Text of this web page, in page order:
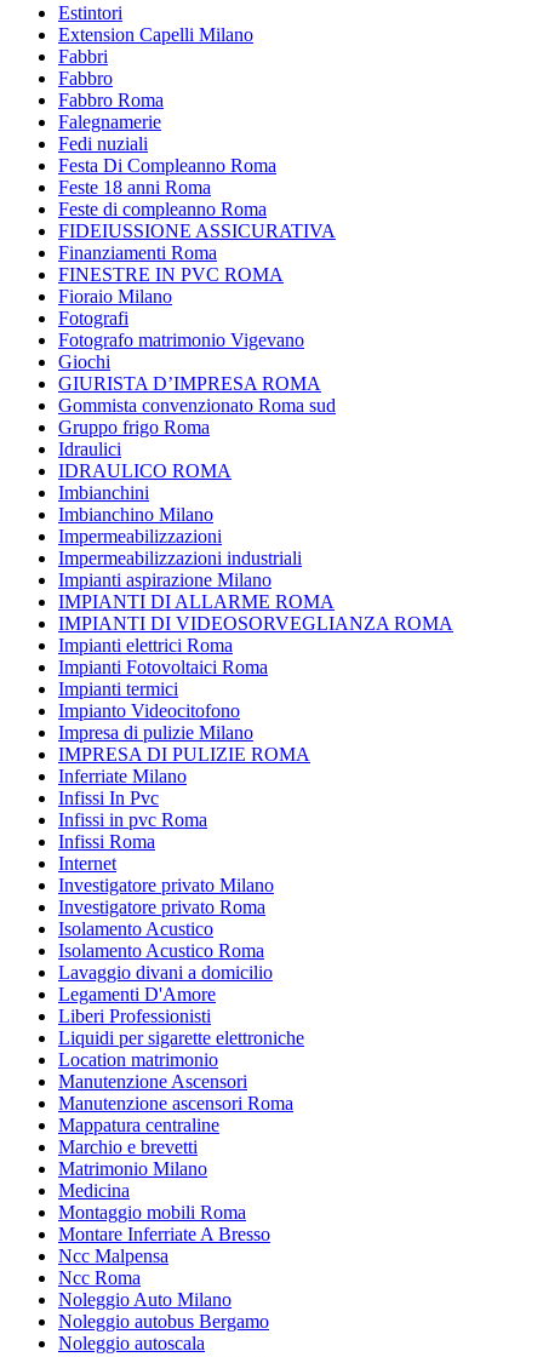
Estintori
Extension Capelli Milano
Fabbri
Fabbro
Fabbro Roma
Falegnamerie
Fedi nuziali
Festa Di Compleanno Roma
Feste 18 anni Roma
Feste di compleanno Roma
FIDEIUSSIONE ASSICURATIVA
Finanziamenti Roma
FINESTRE IN PVC ROMA
Fioraio Milano
Fotografi
Fotografo matrimonio Vigevano
Giochi
GIURISTA D’IMPRESA ROMA
Gommista convenzionato Roma sud
Gruppo frigo Roma
Idraulici
IDRAULICO ROMA
Imbianchini
Imbianchino Milano
Impermeabilizzazioni
Impermeabilizzazioni industriali
Impianti aspirazione Milano
IMPIANTI DI ALLARME ROMA
IMPIANTI DI VIDEOSORVEGLIANZA ROMA
Impianti elettrici Roma
Impianti Fotovoltaici Roma
Impianti termici
Impianto Videocitofono
Impresa di pulizie Milano
IMPRESA DI PULIZIE ROMA
Inferriate Milano
Infissi In Pvc
Infissi in pvc Roma
Infissi Roma
Internet
Investigatore privato Milano
Investigatore privato Roma
Isolamento Acustico
Isolamento Acustico Roma
Lavaggio divani a domicilio
Legamenti D'Amore
Liberi Professionisti
Liquidi per sigarette elettroniche
Location matrimonio
Manutenzione Ascensori
Manutenzione ascensori Roma
Mappatura centraline
Marchio e brevetti
Matrimonio Milano
Medicina
Montaggio mobili Roma
Montare Inferriate A Bresso
Ncc Malpensa
Ncc Roma
Noleggio Auto Milano
Noleggio autobus Bergamo
Noleggio autoscala